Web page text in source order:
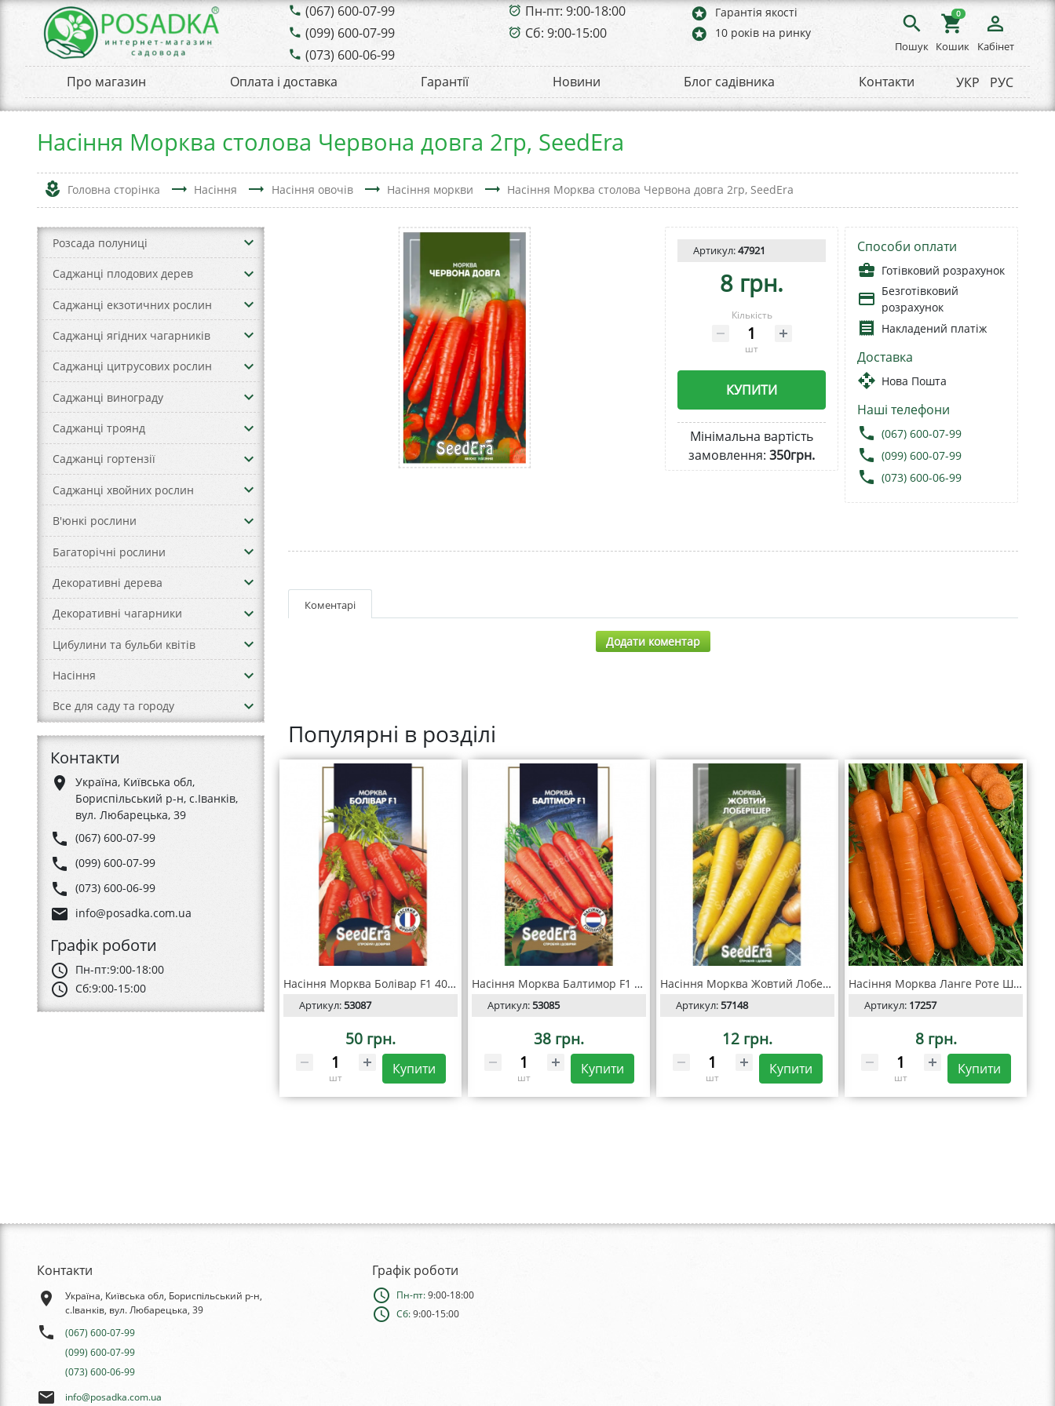
phone (067) 600-07-99
phone (099) 600-07-99
phone (073) 600-06-99
alarm_on Пн-пт: 9:00-18:00
alarm_on Сб: 9:00-15:00
stars Гарантія якості
stars 10 років на ринку search
Пошук
shopping_cart
0
Кошик
person_outline
Кабінет
Про магазин Оплата і доставка Гарантії Новини Блог садівника Контакти УКР РУС
Насіння Морква столова Червона довга 2гр, SeedEra
local_florist Головна сторінка trending_flat Насіння trending_flat Насіння овочів trending_flat Насіння моркви trending_flat Насіння Морква столова Червона довга 2гр, SeedEra
Розсада полуниці keyboard_arrow_down
Саджанці плодових дерев keyboard_arrow_down
Саджанці екзотичних рослин keyboard_arrow_down
Саджанці ягідних чагарників keyboard_arrow_down
Саджанці цитрусових рослин keyboard_arrow_down
Саджанці винограду keyboard_arrow_down
Саджанці троянд keyboard_arrow_down
Саджанці гортензії keyboard_arrow_down
Саджанці хвойних рослин keyboard_arrow_down
В'юнкі рослини keyboard_arrow_down
Багаторічні рослини keyboard_arrow_down
Декоративні дерева keyboard_arrow_down
Декоративні чагарники keyboard_arrow_down
Цибулини та бульби квітів keyboard_arrow_down
Насіння keyboard_arrow_down
Все для саду та городу keyboard_arrow_down
Контакти
place
Україна, Київська обл,
Бориспільський р-н, с.Іванків,
вул. Любарецька, 39
phone (067) 600-07-99
phone (099) 600-07-99
phone (073) 600-06-99
email info@posadka.com.ua
Графік роботи
schedule Пн-пт:9:00-18:00
schedule Сб:9:00-15:00
Артикул:47921
8 грн.
Кількість
шт
КУПИТИ
Мінімальна вартість
замовлення: 350грн.
Способи оплати
business_center Готівковий розрахунок
payment Безготівковий
розрахунок
receipt Накладений платіж
Доставка
open_with Нова Пошта
Наші телефони
local_phone (067) 600-07-99
local_phone (099) 600-07-99
local_phone (073) 600-06-99
Коментарі
Додати коментар
Популярні в розділі
Насіння Морква Болівар F1 400 шт, Seedera Profi
Артикул:53087
50 грн.
шт
Купити
Насіння Морква Балтимор F1 400 шт, Seedera Profi
Артикул:53085
38 грн.
шт
Купити
Насіння Морква Жовтий Лоберішер 1 г, Seedera
Артикул:57148
12 грн.
шт
Купити
Насіння Морква Ланге Роте Штумпф 2 г, SeedEra
Артикул: 17257
8 грн.
шт
Купити
Контакти
place
Україна, Київська обл, Бориспільський р-н,
с.Іванків, вул. Любарецька, 39
phone
(067) 600-07-99
(099) 600-07-99
(073) 600-06-99
email info@posadka.com.ua
Графік роботи
schedule Пн-пт: 9:00-18:00
schedule Сб: 9:00-15:00